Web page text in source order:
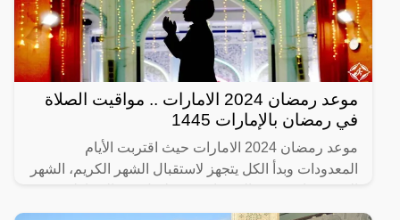
موعد رمضان 2024 الامارات .. مواقيت الصلاة
في رمضان بالإمارات 1445
موعد رمضان 2024 الامارات حيث اقتربت الأيام
المعدودات وبدأ الكل يتجهز لاستقبال الشهر الكريم، الشهر
لنتفرغ نحن إلى